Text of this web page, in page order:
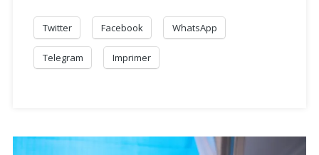
Twitter Facebook WhatsApp
Telegram Imprimer